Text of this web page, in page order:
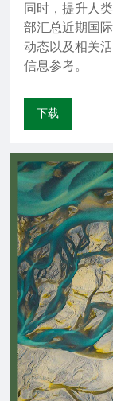
同时，提升人
部汇总近期国
动态以及相关
信息参考。
下载